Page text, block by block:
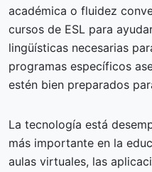
académica o fluidez
cursos de ESL para
lingüísticas necesarias
programas específicos
estén bien preparados
La tecnología está
más importante en la
aulas virtuales, las